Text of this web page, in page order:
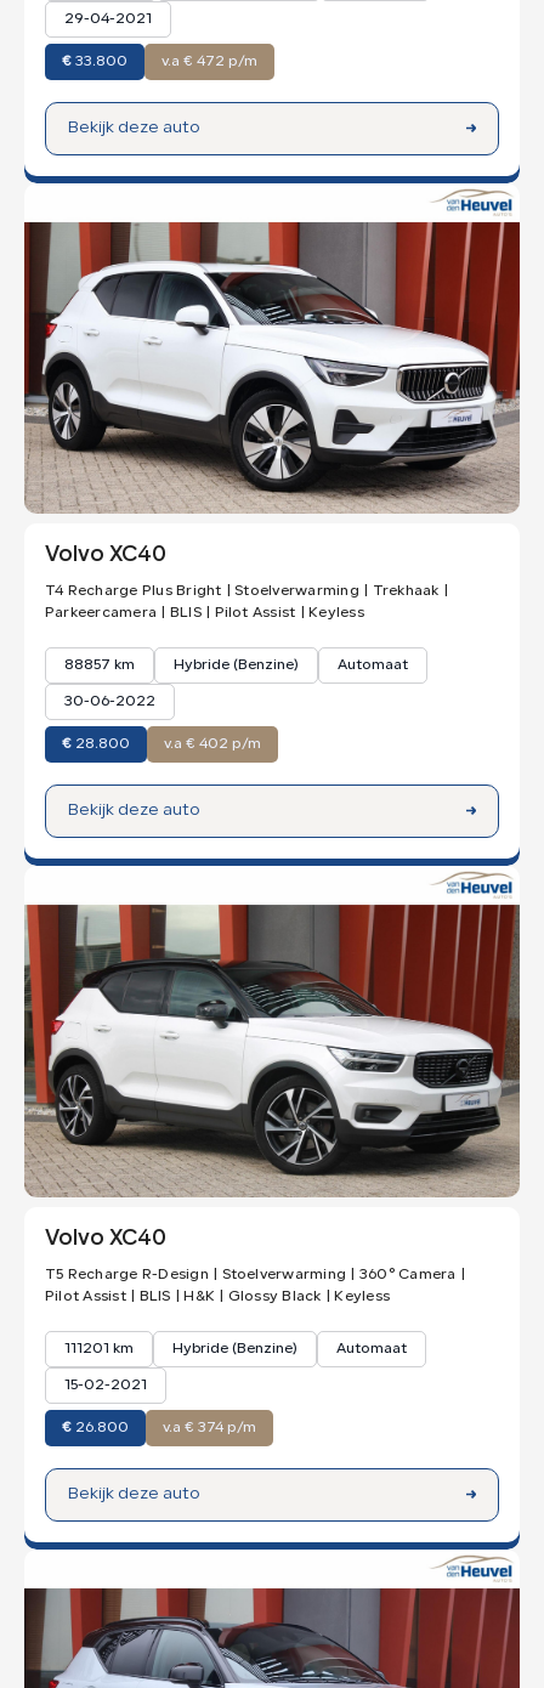
29-04-2021
€ 33.800 v.a € 472 p/m
Bekijk deze auto
Volvo XC40
T4 Recharge Plus Bright | Stoelverwarming | Trekhaak |
Parkeercamera | BLIS | Pilot Assist | Keyless
88857 km Hybride (Benzine) Automaat
30-06-2022
€ 28.800 v.a € 402 p/m
Bekijk deze auto
Volvo XC40
T5 Recharge R-Design | Stoelverwarming | 360° Camera |
Pilot Assist | BLIS | H&K | Glossy Black | Keyless
111201 km Hybride (Benzine) Automaat
15-02-2021
€ 26.800 v.a € 374 p/m
Bekijk deze auto